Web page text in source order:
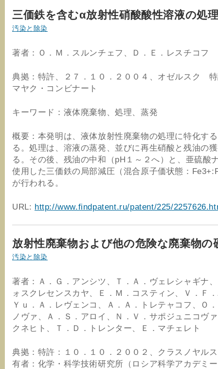
三価鉄を含むα放射性硝酸酸性溶液の処
汚染と除染
著者：Ｏ．Ｍ．スルンチェフ、Ｄ．Ｅ．レスチコフ
典拠：特許、２７．１０．２００４、オゼルスク
マヤク・コンビナート
キーワード：液体廃棄物、処理、蒸発
概要：本発明は、液体放射性廃棄物の処理に特化す
る。処理は、溶液の蒸発、並びに再生硝酸と残油の
る。その後、残油の中和（pH１～２へ）と、亜硫酸
使用した三価鉄の局部減圧（混合原子価状態：
が行われる。
URL: http://www.findpatent.ru/patent/225/
放射性廃棄物および他の危険な廃棄物の
汚染と除染
著者：Ａ．Ｇ．アンシツ、Ｔ．Ａ．ヴェレシャギナ
ォスクレセンスカヤ、Ｅ．Ｍ．コスティン、Ｖ．Ｆ
Ｙｕ．Ａ．レヴェンコ、Ａ．Ａ．トレテャコフ、Ｏ
ノヴァ、Ａ．Ｓ．アロイ、Ｎ．Ｖ．サポジュニコヴ
クネヒト、Ｔ．Ｄ．トレンター、Ｅ．マチェレト
典拠：特許：１０．１０．２００２、クラスノヤル
有者：化学・科学技術研究所（ロシア科学アカデミ